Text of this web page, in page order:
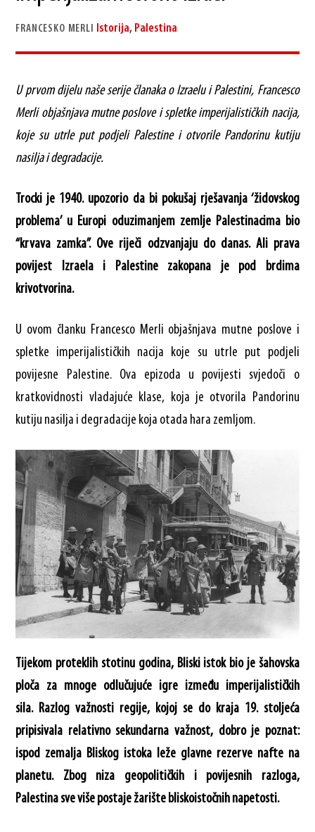
FRANCESKO MERLI Istorija, Palestina
U prvom dijelu naše serije članaka o Izraelu i Palestini, Francesco
Merli objašnjava mutne poslove i spletke imperijalističkih nacija,
koje su utrle put podjeli Palestine i otvorile Pandorinu kutiju
nasilja i degradacije.
Trocki je 1940. upozorio da bi pokušaj rješavanja ‘židovskog
problema’ u Europi oduzimanjem zemlje Palestinacima bio
“krvava zamka”. Ove riječi odzvanjaju do danas. Ali prava
povijest Izraela i Palestine zakopana je pod brdima
krivotvorina.
U ovom članku Francesco Merli objašnjava mutne poslove i
spletke imperijalističkih nacija koje su utrle put podjeli
povijesne Palestine. Ova epizoda u povijesti svjedoči o
kratkovidnosti vladajuće klase, koja je otvorila Pandorinu
kutiju nasilja i degradacije koja otada hara zemljom.
Tijekom proteklih stotinu godina, Bliski istok bio je šahovska
ploča za mnoge odlučujuće igre između imperijalističkih
sila. Razlog važnosti regije, kojoj se do kraja 19. stoljeća
pripisivala relativno sekundarna važnost, dobro je poznat:
ispod zemalja Bliskog istoka leže glavne rezerve nafte na
planetu. Zbog niza geopolitičkih i povijesnih razloga,
Palestina sve više postaje žarište bliskoistočnih napetosti.